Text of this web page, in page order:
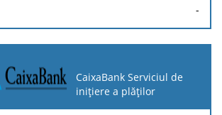
-
CaixaBank Serviciul de
inițiere a plăților